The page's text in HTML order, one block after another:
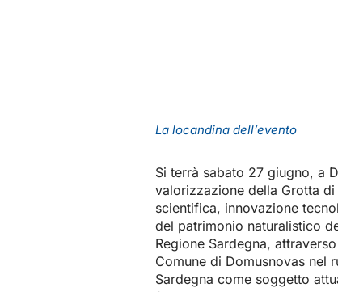
La locandina dell’evento
Si terrà sabato 27 giugno, a
valorizzazione della Grotta
scientifica, innovazione
del patrimonio naturalistico
Regione Sardegna,
Comune di Domusnovas nel
Sardegna come soggetto